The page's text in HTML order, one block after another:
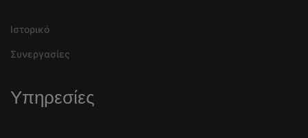
Ιστορικό
Συνεργασίες
Υπηρεσίες